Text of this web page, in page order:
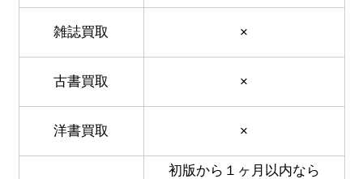
雑誌買取 ×
古書買取 ×
洋書買取 ×
初版から１ヶ月以内なら